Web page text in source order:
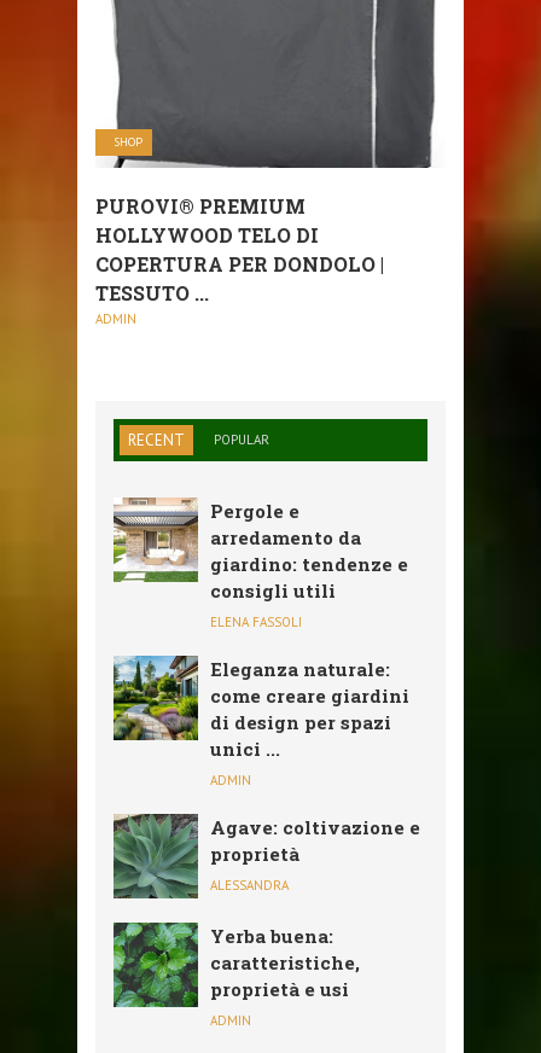
SHOP
PUROVI® PREMIUM
HOLLYWOOD TELO DI
COPERTURA PER DONDOLO |
TESSUTO ...
ADMIN
RECENT POPULAR
Pergole e
arredamento da
giardino: tendenze e
consigli utili
ELENA FASSOLI
Eleganza naturale:
come creare giardini
di design per spazi
unici ...
ADMIN
Agave: coltivazione e
proprietà
ALESSANDRA
Yerba buena:
caratteristiche,
proprietà e usi
ADMIN